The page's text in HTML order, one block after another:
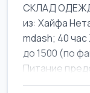
СКЛАД
из: Хайфа
mdash; 40
до 1500 (по
Питание